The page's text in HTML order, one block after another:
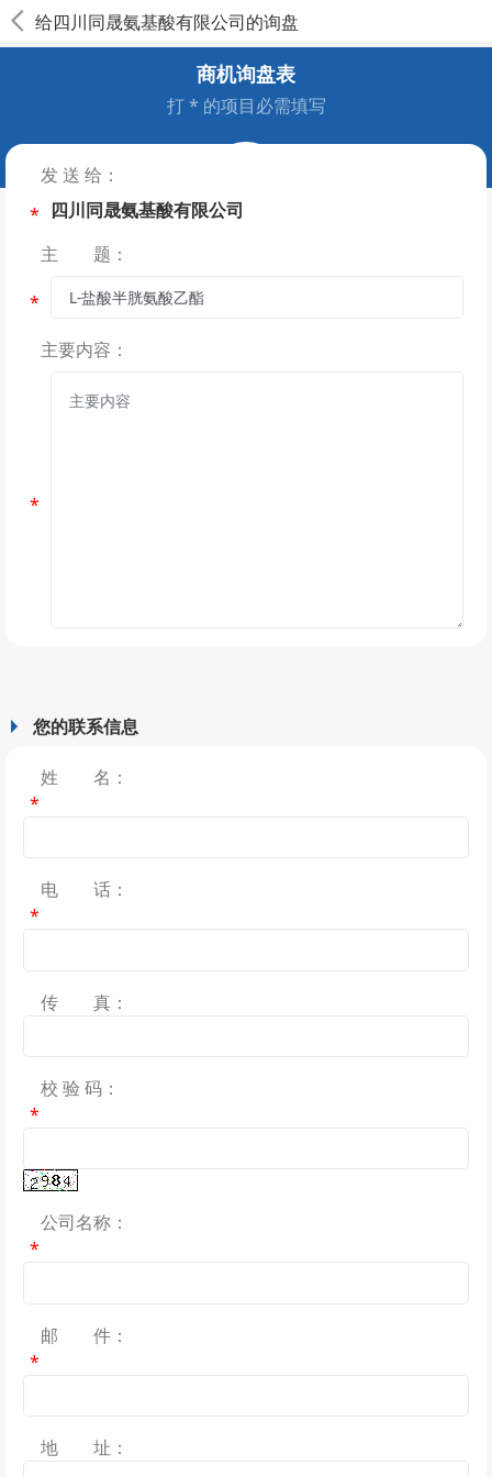
商机询盘表
给四川同晟氨基酸有限公司的询盘
打 * 的项目必需填写
发 送 给：
* 四川同晟氨基酸有限公司
主 题：
*
主要内容：
*
您的联系信息
姓 名：
*
电 话：
*
传 真：
校 验 码：
*
公司名称：
*
邮 件：
*
地 址：